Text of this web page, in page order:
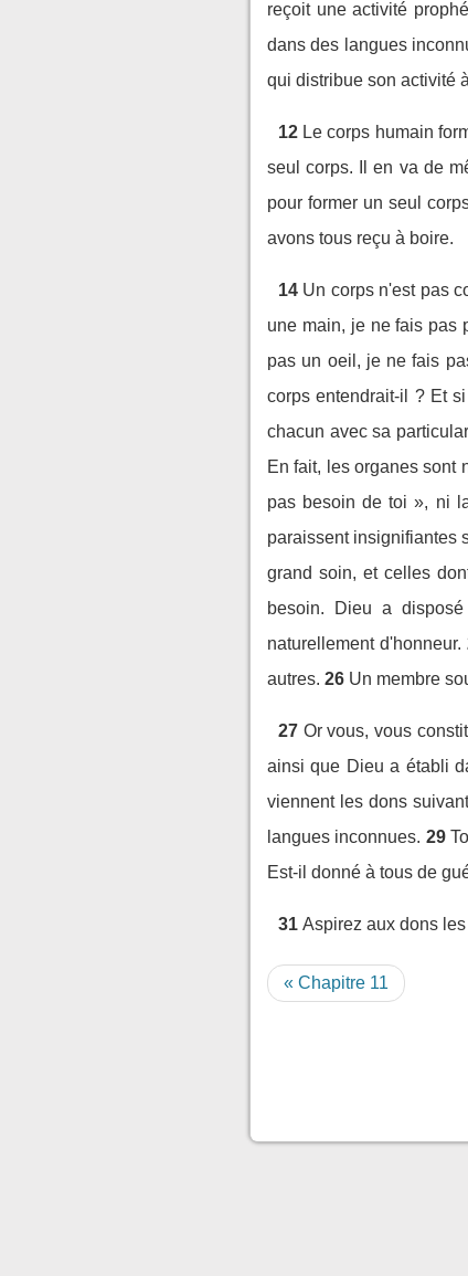
reçoit une activité
dans des langues
qui distribue son activité
12 Le corps humain
seul corps. Il en va de
pour former un seul
avons tous reçu à boire.
14 Un corps n'est pas
une main, je ne fais pas
pas un oeil, je ne fais
corps entendrait-il ? Et
chacun avec sa
En fait, les organes sont
pas besoin de toi », ni
paraissent insignifiantes
grand soin, et celles
besoin. Dieu a
naturellement d'honneur.
autres. 26 Un membre
27 Or vous, vous
ainsi que Dieu a établi
viennent les dons
langues inconnues. 29
Est-il donné à tous de
31 Aspirez aux dons
« Chapitre 11